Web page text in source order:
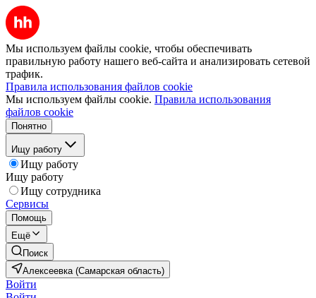
Мы используем файлы cookie, чтобы обеспечивать
правильную работу нашего веб-сайта и анализировать сетевой
трафик.
Правила использования файлов cookie
Мы используем файлы cookie. Правила использования
файлов cookie
Понятно
Ищу работу
Ищу работу
Ищу работу
Ищу сотрудника
Сервисы
Помощь
Ещё
Поиск
Алексеевка (Самарская область)
Войти